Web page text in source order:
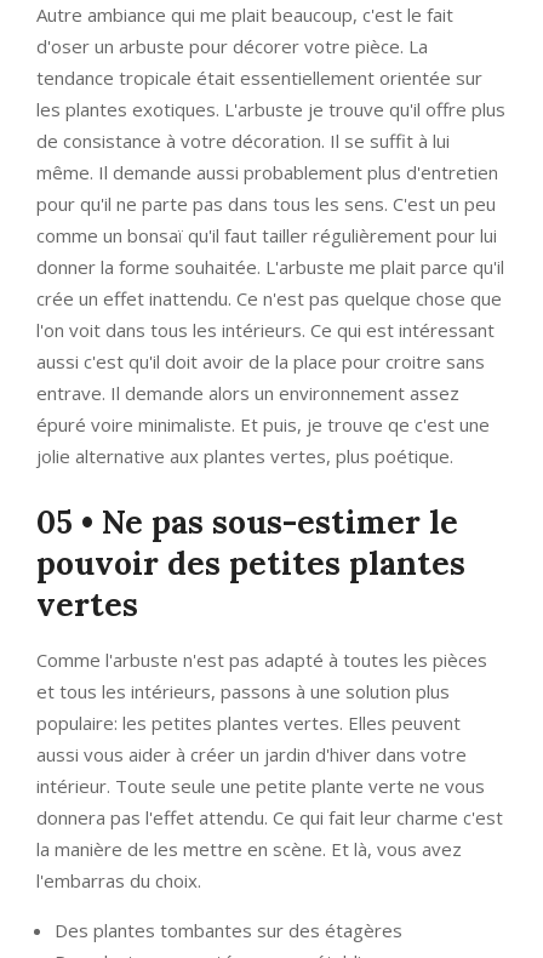
Autre ambiance qui me plait beaucoup, c'est le fait
d'oser un arbuste pour décorer votre pièce. La
tendance tropicale était essentiellement orientée sur
les plantes exotiques. L'arbuste je trouve qu'il offre plus
de consistance à votre décoration. Il se suffit à lui
même. Il demande aussi probablement plus d'entretien
pour qu'il ne parte pas dans tous les sens. C'est un peu
comme un bonsaï qu'il faut tailler régulièrement pour lui
donner la forme souhaitée. L'arbuste me plait parce qu'il
crée un effet inattendu. Ce n'est pas quelque chose que
l'on voit dans tous les intérieurs. Ce qui est intéressant
aussi c'est qu'il doit avoir de la place pour croitre sans
entrave. Il demande alors un environnement assez
épuré voire minimaliste. Et puis, je trouve qe c'est une
jolie alternative aux plantes vertes, plus poétique.
05 • Ne pas sous-estimer le
pouvoir des petites plantes
vertes
Comme l'arbuste n'est pas adapté à toutes les pièces
et tous les intérieurs, passons à une solution plus
populaire: les petites plantes vertes. Elles peuvent
aussi vous aider à créer un jardin d'hiver dans votre
intérieur. Toute seule une petite plante verte ne vous
donnera pas l'effet attendu. Ce qui fait leur charme c'est
la manière de les mettre en scène. Et là, vous avez
l'embarras du choix.
Des plantes tombantes sur des étagères